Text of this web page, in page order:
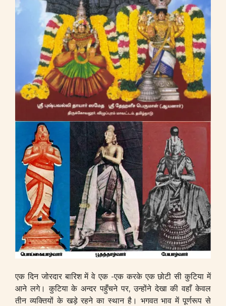
एक दिन जोरदार बारिश में वे एक -एक करके एक छोटी सी कुटिया में
आने लगे। कुटिया के अन्दर पहुँचने पर, उन्होंने देखा की वहाँ केवल
तीन व्यक्तियों के खड़े रहने का स्थान है। भगवत भाव में पूर्णरूप से